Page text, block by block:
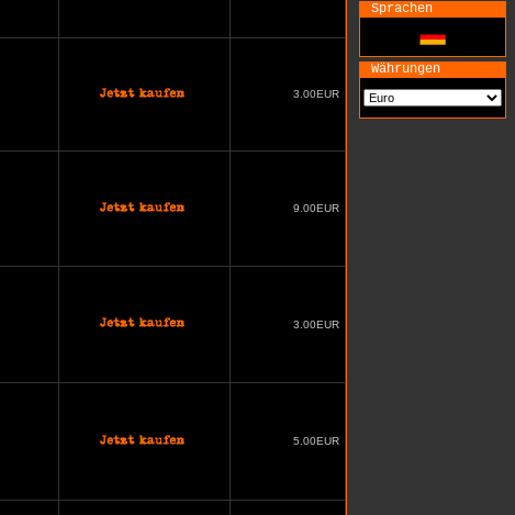
3.00EUR
9.00EUR
3.00EUR
5.00EUR
Sprachen
Währungen